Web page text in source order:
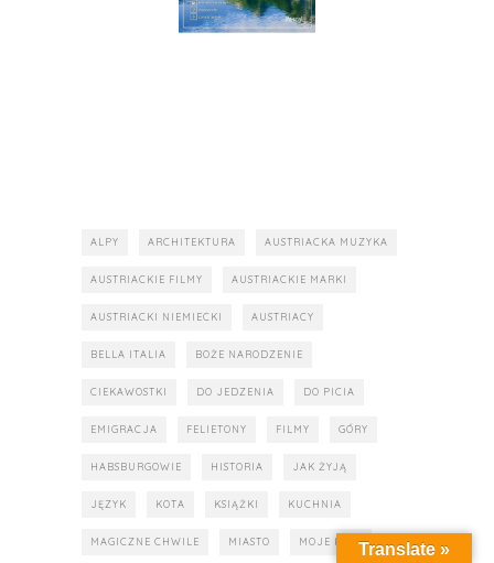
ALPY ARCHITEKTURA AUSTRIACKA MUZYKA
AUSTRIACKIE FILMY AUSTRIACKIE MARKI
AUSTRIACKI NIEMIECKI AUSTRIACY
BELLA ITALIA BOŻE NARODZENIE
CIEKAWOSTKI DO JEDZENIA DO PICIA
EMIGRACJA FELIETONY FILMY GÓRY
HABSBURGOWIE HISTORIA JAK ŻYJĄ
JĘZYK KOTA KSIĄŻKI KUCHNIA
MAGICZNE CHWILE MIASTO MOJE KĄTYTranslate »